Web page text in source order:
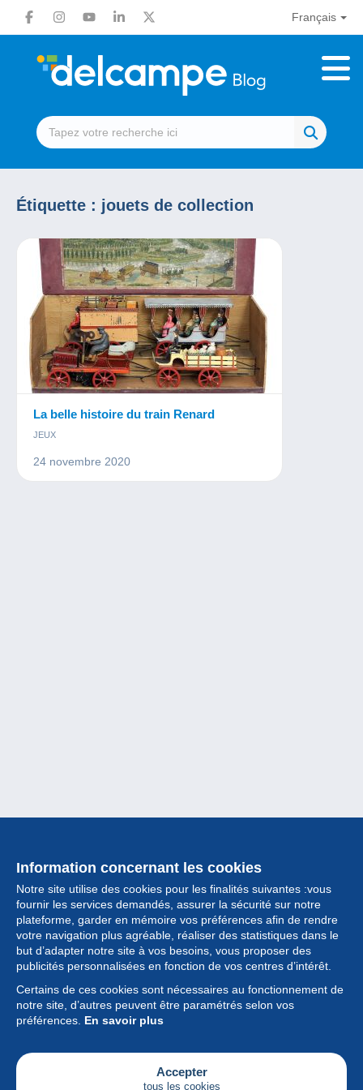
Français
Étiquette : jouets de collection
La belle histoire du train Renard
JEUX
24 novembre 2020
Information concernant les cookies
Notre site utilise des cookies pour les finalités suivantes :vous
fournir les services demandés, assurer la sécurité sur notre
plateforme, garder en mémoire vos préférences afin de rendre
votre navigation plus agréable, réaliser des statistiques dans le
but d’adapter notre site à vos besoins, vous proposer des
publicités personnalisées en fonction de vos centres d’intérêt.
Certains de ces cookies sont nécessaires au fonctionnement de
notre site, d’autres peuvent être paramétrés selon vos
préférences. En savoir plus
Accepter
tous les cookies
Collection
Actualités
Fonctionnalités
Société